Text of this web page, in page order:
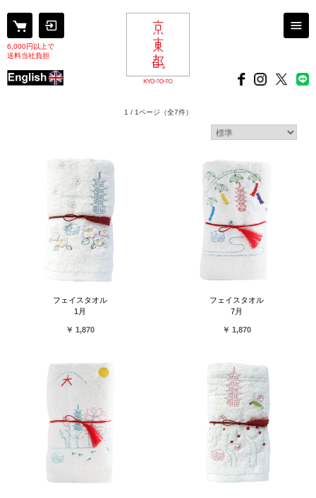
6,000円以上で
送料当社負担
1 / 1ページ （全7件）
フェイスタオル
1月
￥ 1,870
フェイスタオル
7月
￥ 1,870